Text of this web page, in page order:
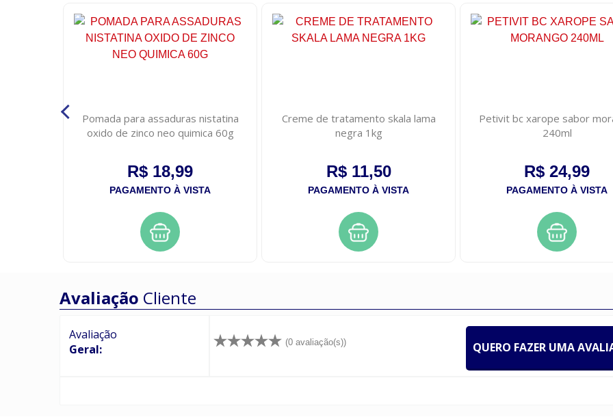
Pomada para assaduras nistatina
oxido de zinco neo quimica 60g
R$ 18,99
PAGAMENTO À VISTA
Creme de tratamento skala lama
negra 1kg
R$ 11,50
PAGAMENTO À VISTA
Petivit bc xarope sabor
240ml
R$ 24,99
PAGAMENTO À VISTA
Avaliação Cliente
Avaliação
Geral:
(0 avaliação(s)) QUERO FAZER UMA